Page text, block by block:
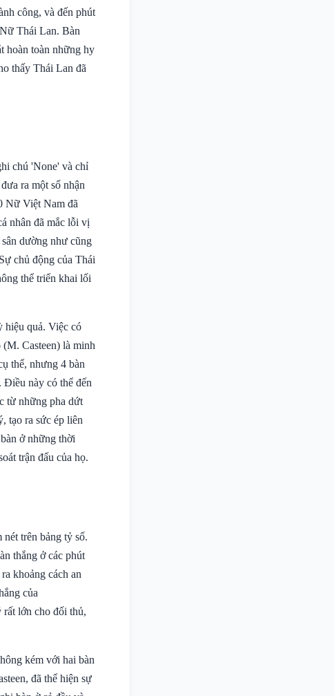
công, và đến phút
Thái Lan. Bàn
hoàn toàn những hy
thấy Thái Lan đã
chú 'None' và chỉ
ra một số nhận
Nữ Việt Nam đã
nhân đã mắc lỗi vị
dường như cũng
chủ động của Thái
thể triển khai lối
hiệu quả. Việc có
Casteen) là minh
thể, nhưng 4 bàn
Điều này có thể đến
từ những pha dứt
tạo ra sức ép liên
ở những thời
trận đấu của họ.
trên bảng tỷ số.
thắng ở các phút
khoảng cách an
của
rất lớn cho đối thủ,
kém với hai bàn
đã thể hiện sự